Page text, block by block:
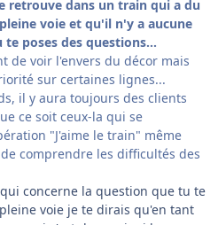
retrouve dans un train qui a du
voie et qu'il n'y a aucune
poses des questions...
de voir l'envers du décor mais
sur certaines lignes...
il y aura toujours des clients
ce soit ceux-la qui se
"J'aime le train" même
comprendre les difficultés des
concerne la question que tu te
voie je te dirais qu'en tant